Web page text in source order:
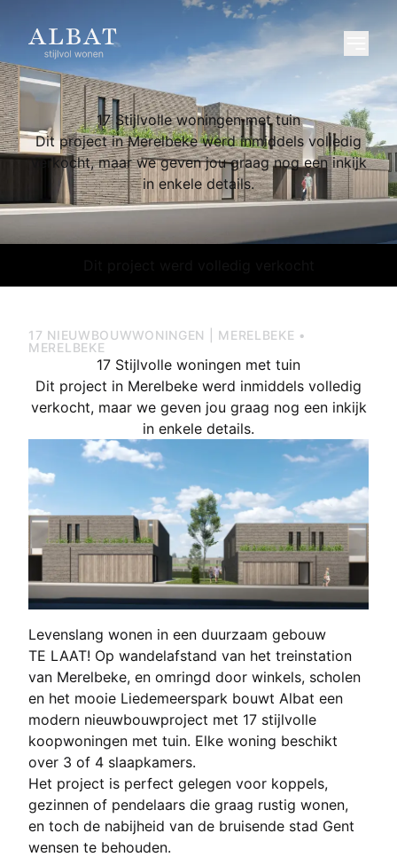
17 Stijlvolle woningen met tuin
Dit project in Merelbeke werd inmiddels volledig
verkocht, maar we geven jou graag nog een inkijk
in enkele details.
17 NIEUWBOUWWONINGEN | MERELBEKE •
MERELBEKE
17 Stijlvolle woningen met tuin
Dit project in Merelbeke werd inmiddels volledig
verkocht, maar we geven jou graag nog een inkijk
in enkele details.
Levenslang wonen in een duurzaam gebouw
TE LAAT! Op wandelafstand van het treinstation
van Merelbeke, en omringd door winkels, scholen
en het mooie Liedemeerspark bouwt Albat een
modern nieuwbouwproject met 17 stijlvolle
koopwoningen met tuin. Elke woning beschikt
over 3 of 4 slaapkamers.
Het project is perfect gelegen voor koppels,
gezinnen of pendelaars die graag rustig wonen,
en toch de nabijheid van de bruisende stad Gent
wensen te behouden.